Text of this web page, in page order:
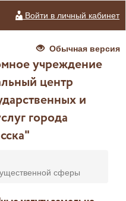
Войти в личный кабинет
Обычная версия
учреждение
центр
и
города
сферы